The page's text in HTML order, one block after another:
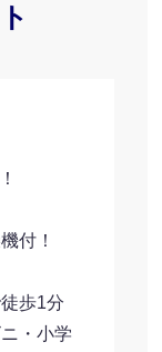
付！
歩1分
・小学